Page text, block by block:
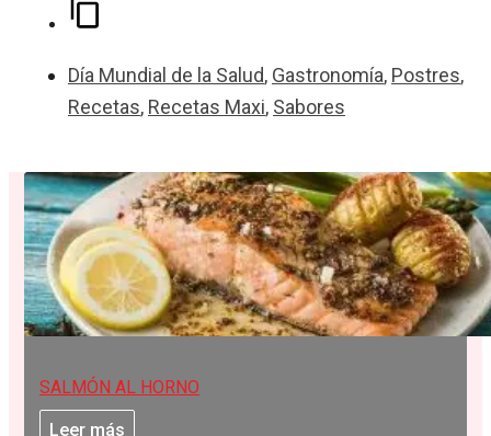
Día Mundial de la Salud, Gastronomía, Postres,
Recetas, Recetas Maxi, Sabores
SALMÓN AL HORNO
Leer más